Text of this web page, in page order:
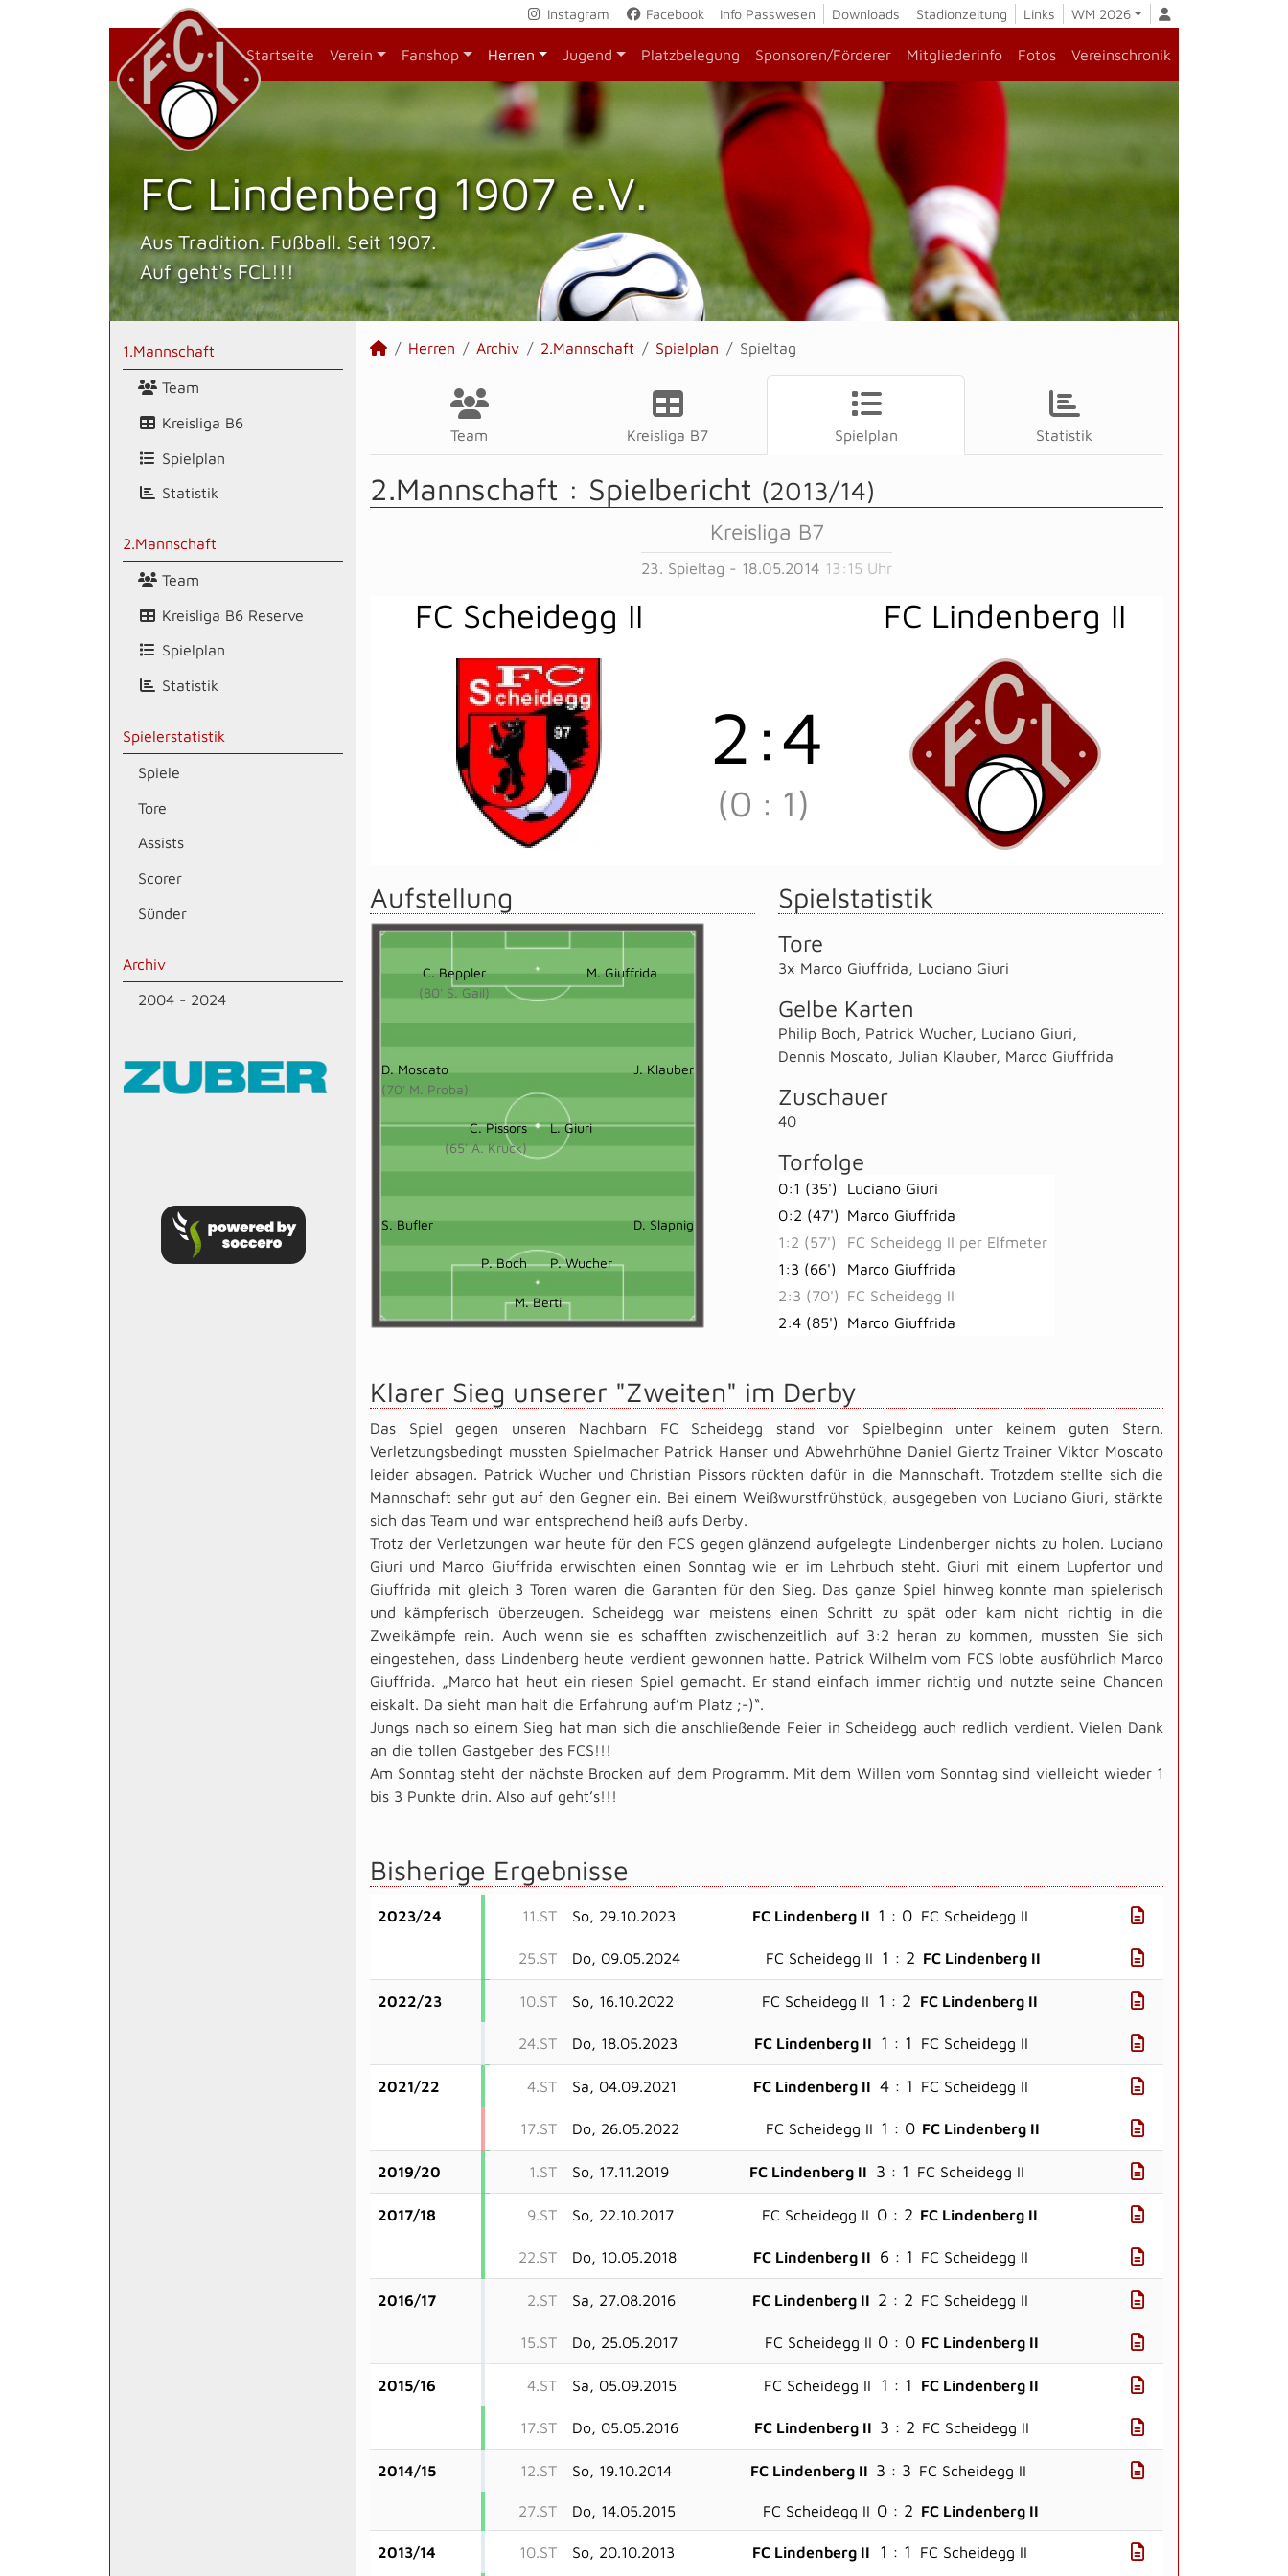
Instagram Facebook Info Passwesen Downloads Stadionzeitung Links WM 2026
Startseite Verein Fanshop Herren Jugend Platzbelegung Sponsoren/Förderer Mitgliederinfo Fotos Vereinschronik
FC Lindenberg 1907 e.V.
Aus Tradition. Fußball. Seit 1907.
Auf geht's FCL!!!
1.Mannschaft
Team
Kreisliga B6
Spielplan
Statistik
2.Mannschaft
Team
Kreisliga B6 Reserve
Spielplan
Statistik
Spielerstatistik
Spiele
Tore
Assists
Scorer
Sünder
Archiv
2004 - 2024
Herren Archiv 2.Mannschaft Spielplan Spieltag
Team Kreisliga B7 Spielplan Statistik
2.Mannschaft : Spielbericht (2013/14)
Kreisliga B7
23. Spieltag - 18.05.2014 13:15 Uhr
FC Scheidegg II FC Lindenberg II
2 :4
(0 : 1)
Aufstellung
C. Beppler
(80' S. Gail)
M. Giuffrida
D. Moscato
(70' M. Proba)
J. Klauber
C. Pissors
(65' A. Kruck)
L. Giuri
S. Bufler D. Slapnig
P. Boch P. Wucher
M. Berti
Spielstatistik
Tore
3x Marco Giuffrida Luciano Giuri
Gelbe Karten
Philip Boch Patrick Wucher, Luciano Giuri
Dennis Moscato
Julian Klauber, Marco Giuffrida
Zuschauer
40
Torfolge
0:1 (35')
Luciano Giuri
0:2 (47')
Marco Giuffrida
1:2 (57')
FC Scheidegg II per Elfmeter
1:3 (66')
Marco Giuffrida
2:3 (70')
FC Scheidegg II
2:4 (85')
Marco Giuffrida
Klarer Sieg unserer "Zweiten" im Derby
Das Spiel gegen unseren Nachbarn FC Scheidegg stand vor Spielbeginn unter keinem guten Stern.
Verletzungsbedingt mussten Spielmacher Patrick Hanser und Abwehrhühne Daniel Giertz Trainer Viktor Moscato
leider absagen. Patrick Wucher und Christian Pissors rückten dafür in die Mannschaft. Trotzdem stellte sich die
Mannschaft sehr gut auf den Gegner ein. Bei einem Weißwurstfrühstück, ausgegeben von Luciano Giuri, stärkte
sich das Team und war entsprechend heiß aufs Derby.
Trotz der Verletzungen war heute für den FCS gegen glänzend aufgelegte Lindenberger nichts zu holen. Luciano
Giuri und Marco Giuffrida erwischten einen Sonntag wie er im Lehrbuch steht. Giuri mit einem Lupfertor und
Giuffrida mit gleich 3 Toren waren die Garanten für den Sieg. Das ganze Spiel hinweg konnte man spielerisch
und kämpferisch überzeugen. Scheidegg war meistens einen Schritt zu spät oder kam nicht richtig in die
Zweikämpfe rein. Auch wenn sie es schafften zwischenzeitlich auf 3:2 heran zu kommen, mussten Sie sich
eingestehen, dass Lindenberg heute verdient gewonnen hatte. Patrick Wilhelm vom FCS lobte ausführlich Marco
Giuffrida. „Marco hat heut ein riesen Spiel gemacht. Er stand einfach immer richtig und nutzte seine Chancen
eiskalt. Da sieht man halt die Erfahrung auf’m Platz ;-)“.
Jungs nach so einem Sieg hat man sich die anschließende Feier in Scheidegg auch redlich verdient. Vielen Dank
an die tollen Gastgeber des FCS!!!
Am Sonntag steht der nächste Brocken auf dem Programm. Mit dem Willen vom Sonntag sind vielleicht wieder 1
bis 3 Punkte drin. Also auf geht’s!!!
Bisherige Ergebnisse
2023/24 11.ST So, 29.10.2023 FC Lindenberg II 1 : 0 FC Scheidegg II
25.ST Do, 09.05.2024 FC Scheidegg II 1 : 2 FC Lindenberg II
2022/23 10.ST So, 16.10.2022 FC Scheidegg II 1 : 2 FC Lindenberg II
24.ST Do, 18.05.2023 FC Lindenberg II 1 : 1 FC Scheidegg II
2021/22 4.ST Sa, 04.09.2021 FC Lindenberg II 4 : 1 FC Scheidegg II
17.ST Do, 26.05.2022 FC Scheidegg II 1 : 0 FC Lindenberg II
2019/20 1.ST So, 17.11.2019 FC Lindenberg II 3 : 1 FC Scheidegg II
2017/18 9.ST So, 22.10.2017 FC Scheidegg II 0 : 2 FC Lindenberg II
22.ST Do, 10.05.2018 FC Lindenberg II 6 : 1 FC Scheidegg II
2016/17 2.ST Sa, 27.08.2016 FC Lindenberg II 2 : 2 FC Scheidegg II
15.ST Do, 25.05.2017 FC Scheidegg II 0 : 0 FC Lindenberg II
2015/16 4.ST Sa, 05.09.2015 FC Scheidegg II 1 : 1 FC Lindenberg II
17.ST Do, 05.05.2016 FC Lindenberg II 3 : 2 FC Scheidegg II
2014/15 12.ST So, 19.10.2014 FC Lindenberg II 3 : 3 FC Scheidegg II
27.ST Do, 14.05.2015 FC Scheidegg II 0 : 2 FC Lindenberg II
2013/14 10.ST So, 20.10.2013 FC Lindenberg II 1 : 1 FC Scheidegg II